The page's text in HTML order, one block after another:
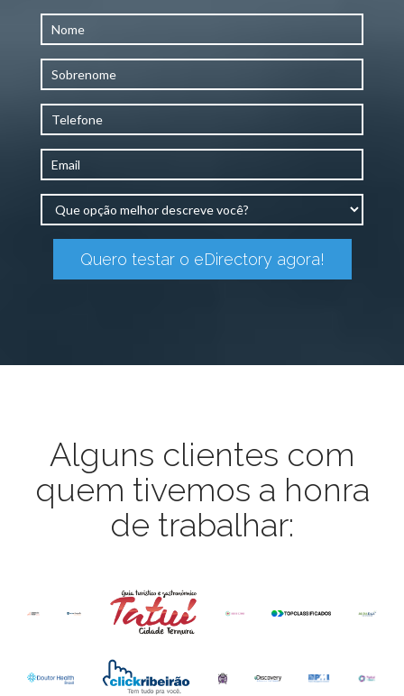
Quero testar o eDirectory agora!
Alguns clientes com
quem tivemos a honra
de trabalhar: